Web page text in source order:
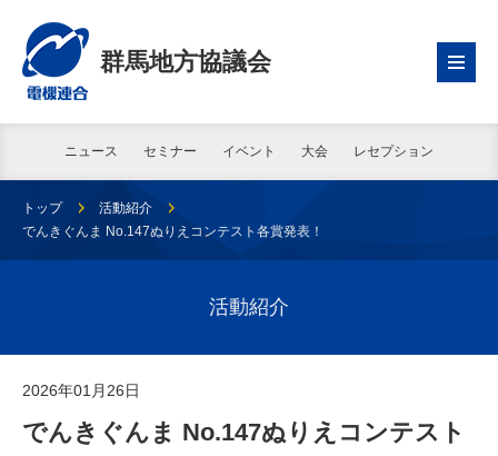
群馬地方協議会
ニュース セミナー イベント 大会 レセプション
トップ
活動紹介
でんきぐんま No.147ぬりえコンテスト各賞発表！
活動紹介
2026年01月26日
でんきぐんま No.147ぬりえコンテスト